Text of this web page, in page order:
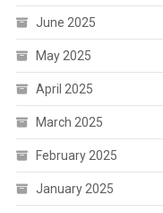
June 2025
May 2025
April 2025
March 2025
February 2025
January 2025